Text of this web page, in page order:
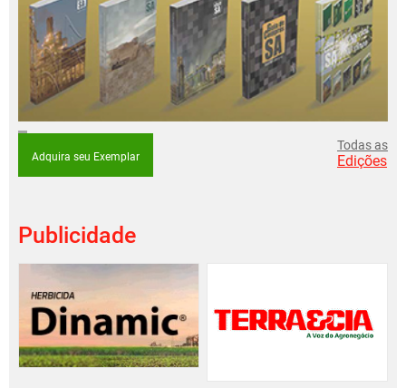
Adquira seu Exemplar
Todas as
Edições
Publicidade